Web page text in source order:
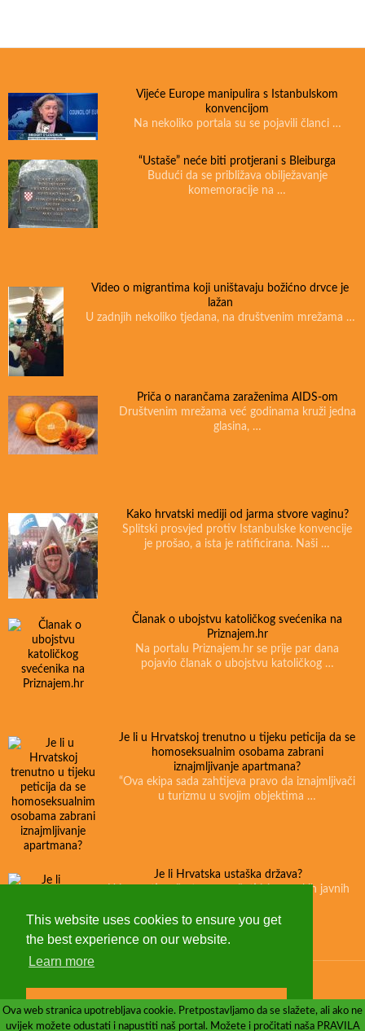
This website uses cookies to ensure you get
the best experience on our website.
Learn more
Got it!
Vijeće Europe manipulira s Istanbulskom
konvencijom
Na nekoliko portala su se pojavili članci …
“Ustaše” neće biti protjerani s Bleiburga
Budući da se približava obilježavanje
komemoracije na …
Video o migrantima koji uništavaju božićno drvce je
lažan
U zadnjih nekoliko tjedana, na društvenim mrežama …
Priča o narančama zaraženima AIDS-om
Društvenim mrežama već godinama kruži jedna
glasina, …
Kako hrvatski mediji od jarma stvore vaginu?
Splitski prosvjed protiv Istanbulske konvencije
je prošao, a ista je ratificirana. Naši …
Članak o ubojstvu katoličkog svećenika na
Priznajem.hr
Na portalu Priznajem.hr se prije par dana
pojavio članak o ubojstvu katoličkog …
Je li u Hrvatskoj trenutno u tijeku peticija da se
homoseksualnim osobama zabrani
iznajmljivanje apartmana?
“Ova ekipa sada zahtijeva pravo da iznajmljivači
u turizmu u svojim objektima …
Je li Hrvatska ustaška država?
U javnosti se često mogu čuti izjave nekih javnih
O nama Kontakt
Ova web stranica upotrebljava cookie. Pretpostavljamo da se slažete, ali ako ne
uvijek možete odustati i napustiti naš portal. Možete i pročitati naša PRAVILA